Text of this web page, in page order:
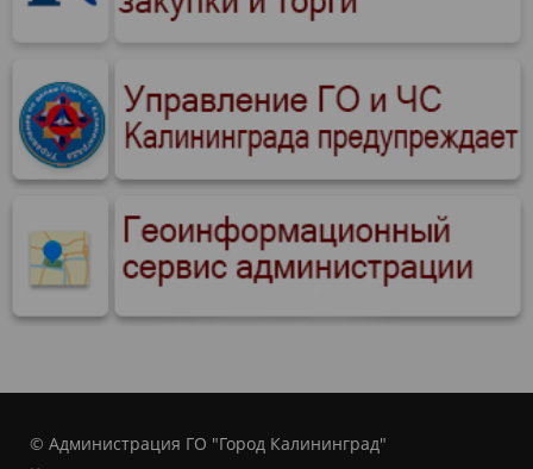
© Администрация ГО "Город Калининград"